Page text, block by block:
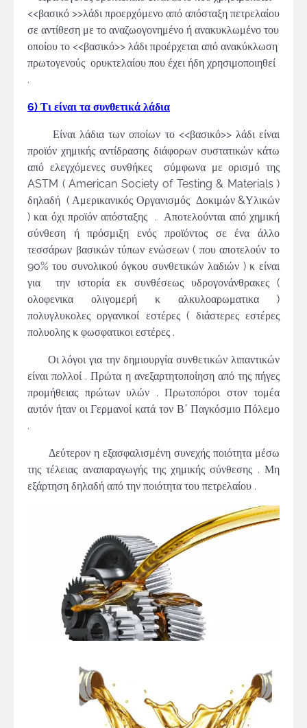
<<βασικό >>λάδι προερχόμενο από απόσταξη πετρελαίου
σε αντίθεση με το αναζωογονημένο ή ανακυκλωμένο του
οποίου το <<βασικό>> λάδι προέρχεται από ανακύκλωση
πρωτογενούς ορυκτελαίου που έχει ήδη χρησιμοποιηθεί
.
6) Τι είναι τα συνθετικά λάδια
Είναι λάδια των οποίων το <<βασικό>> λάδι είναι
προϊόν χημικής αντίδρασης διάφορων συστατικών κάτω
από ελεγχόμενες συνθήκες σύμφωνα με ορισμό της
ASTM ( American Society of Testing & Materials )
δηλαδή ( Αμερικανικός Οργανισμός Δοκιμών &Υλικών
) και όχι προϊόν απόσταξης . Αποτελούνται από χημική
σύνθεση ή πρόσμιξη ενός προϊόντος σε ένα άλλο
τεσσάρων βασικών τύπων ενώσεων ( που αποτελούν το
90% του συνολικού όγκου συνθετικών λαδιών ) κ είναι
για την ιστορία εκ συνθέσεως υδρογονάνθρακες (
ολοφενικα ολιγομερή κ αλκυλοαρωματικα )
πολυγλυκολες οργανικοί εστέρες ( διάστερες εστέρες
πολυολης κ φωσφατικοι εστέρες .
Οι λόγοι για την δημιουργία συνθετικών λιπαντικών
είναι πολλοί . Πρώτα η ανεξαρτητοποίηση από της πήγες
προμήθειας πρώτων υλών . Πρωτοπόροι στον τομέα
αυτόν ήταν οι Γερμανοί κατά τον Β΄ Παγκόσμιο Πόλεμο
.
Δεύτερον η εξασφαλισμένη συνεχής ποιότητα μέσω
της τέλειας αναπαραγωγής της χημικής σύνθεσης . Μη
εξάρτηση δηλαδή από την ποιότητα του πετρελαίου .